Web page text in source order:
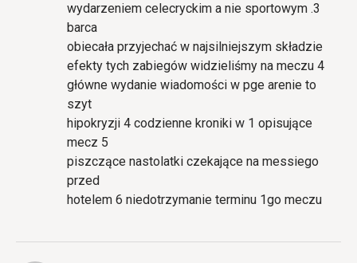
wydarzeniem celecryckim a nie sportowym .3
barca
obiecała przyjechać w najsilniejszym składzie
efekty tych zabiegów widzieliśmy na meczu 4
główne wydanie wiadomości w pge arenie to
szyt
hipokryzji 4 codzienne kroniki w 1 opisujące
mecz 5
piszczące nastolatki czekające na messiego
przed
hotelem 6 niedotrzymanie terminu 1go meczu